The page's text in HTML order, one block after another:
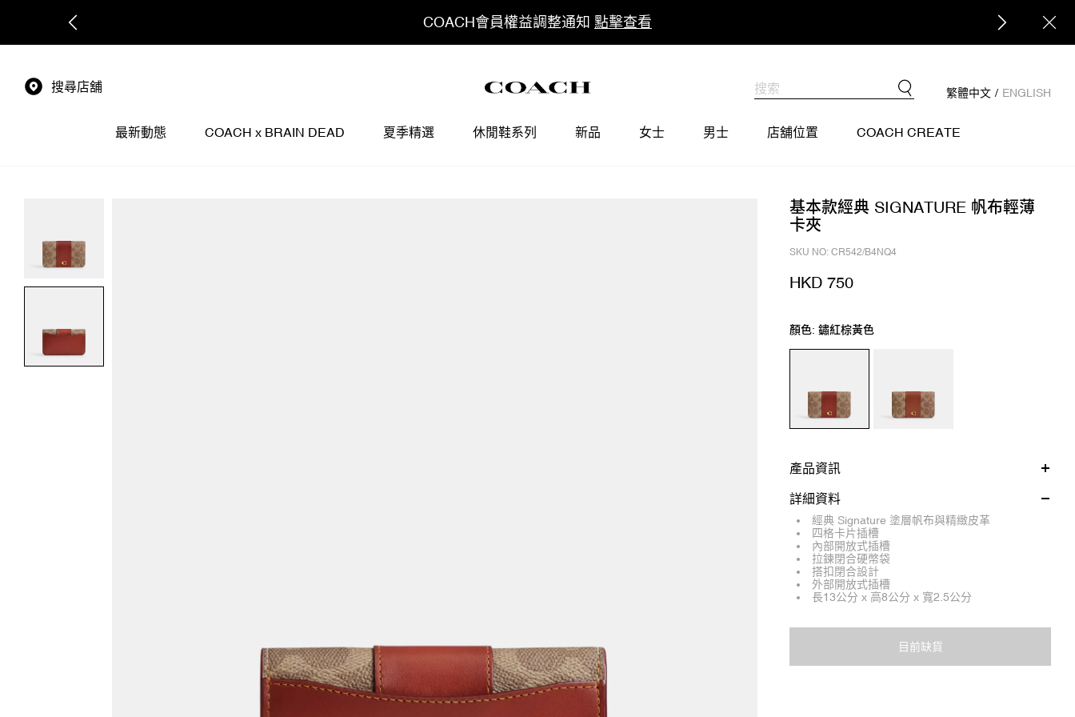
COACH會員權益調整通知 點擊查看
搜尋店舖 繁體中文 / ENGLISH
最新動態 COACH x BRAIN DEAD 夏季精選 休閒鞋系列 新品 女士 男士 店舖位置 COACH CREATE
基本款經典 SIGNATURE 帆布輕薄
卡夾
SKU NO: CR542/B4NQ4
HKD 750
顏色: 鏽紅棕黃色
產品資訊
詳細資料
經典 Signature 塗層帆布與精緻皮革
四格卡片插槽
內部開放式插槽
拉鍊閉合硬幣袋
搭扣閉合設計
外部開放式插槽
長13公分 x 高8公分 x 寬2.5公分
目前缺貨